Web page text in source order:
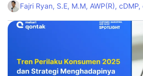
Fajri Ryan, S.E, M.M, AWP(R), cDMP,